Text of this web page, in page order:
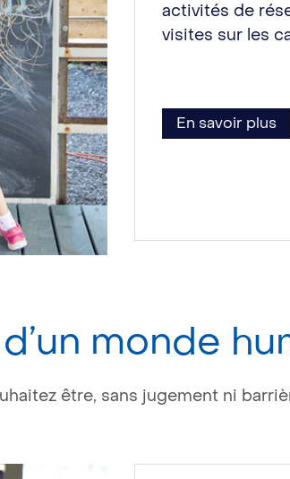
activités de
visites sur les
En savoir plus
monde
être, sans jugement ni